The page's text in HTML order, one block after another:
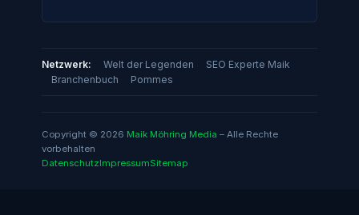
Netzwerk: Welt der Legenden
SEO Experte Maik
Branchenbuch
Pommes
Copyright © 2026 Maik Möhring Media – Alle Rechte
vorbehalten
DatenschutzImpressumSitemap